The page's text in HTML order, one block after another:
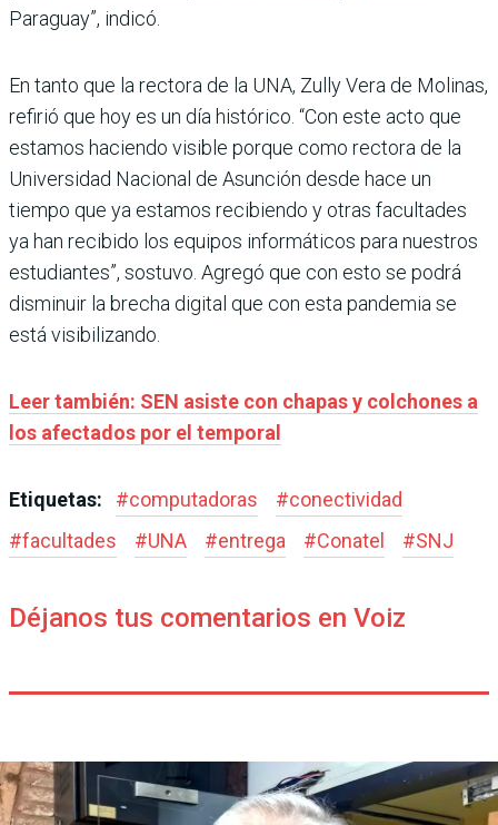
Paraguay”, indicó.
En tanto que la rectora de la UNA, Zully Vera de Molinas,
refirió que hoy es un día histórico. “Con este acto que
estamos haciendo visible porque como rectora de la
Universidad Nacional de Asunción desde hace un
tiempo que ya estamos recibiendo y otras facultades
ya han recibido los equipos informáticos para nuestros
estudiantes”, sostuvo. Agregó que con esto se podrá
disminuir la brecha digital que con esta pandemia se
está visibilizando.
Leer también: SEN asiste con chapas y colchones a
los afectados por el temporal
Etiquetas: #computadoras #conectividad
#facultades #UNA #entrega #Conatel #SNJ
Déjanos tus comentarios en Voiz